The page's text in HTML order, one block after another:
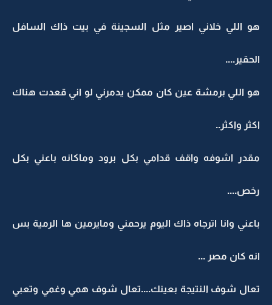
هو اللي خلاني اصير مثل السجينة في بيت ذاك السافل
الحقير....
هو اللي برمشة عين كان ممكن يدمرني لو اني قعدت هناك
اكثر واكثر..
مقدر اشوفه واقف قدامي بكل برود وماكانه باعني بكل
رخص....
باعني وانا اترجاه ذاك اليوم يرحمني ومايرمين ها الرمية بس
انه كان مصر ...
تعال شوف النتيجة بعينك....تعال شوف همي وغمي وتعبي